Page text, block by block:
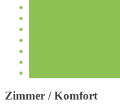
Zimmer / Komfort